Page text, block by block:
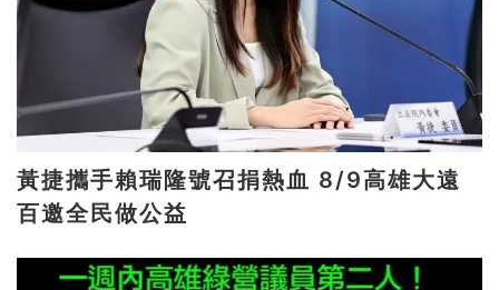
黃捷攜手賴瑞隆號召捐熱血 8/9高雄大遠
百邀全民做公益